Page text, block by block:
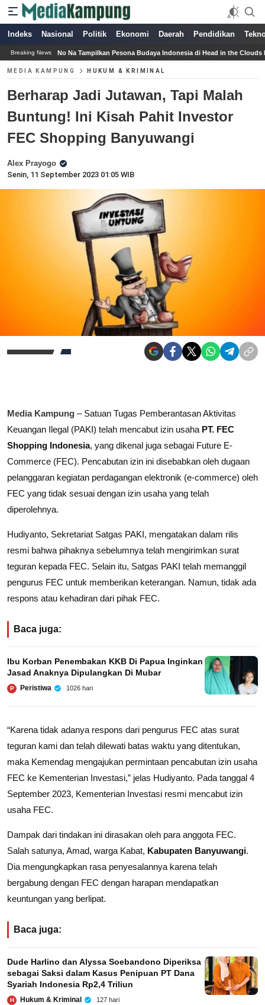
Indeks Nasional Politik Ekonomi Daerah Pendidikan
Breaking NewsPesona Budaya Indonesia di Head in the Clouds Los Angeles 2026
MEDIA KAMPUNG HUKUM & KRIMINAL
Berharap Jadi Jutawan, Tapi Malah
Buntung! Ini Kisah Pahit Investor
FEC Shopping Banyuwangi
Alex Prayogo
Senin, 11 September 2023 01:05 WIB
Media Kampung – Satuan Tugas Pemberantasan Aktivitas
Keuangan Ilegal (PAKI) telah mencabut izin usaha PT. FEC
Shopping Indonesia, yang dikenal juga sebagai Future E-
Commerce (FEC). Pencabutan izin ini disebabkan oleh dugaan
pelanggaran kegiatan perdagangan elektronik (e-commerce) oleh
FEC yang tidak sesuai dengan izin usaha yang telah
diperolehnya.
Hudiyanto, Sekretariat Satgas PAKI, mengatakan dalam rilis
resmi bahwa pihaknya sebelumnya telah mengirimkan surat
teguran kepada FEC. Selain itu, Satgas PAKI telah memanggil
pengurus FEC untuk memberikan keterangan. Namun, tidak ada
respons atau kehadiran dari pihak FEC.
Baca juga:
Ibu Korban Penembakan KKB Di Papua Inginkan
Jasad Anaknya Dipulangkan Di Mubar
P Peristiwa 1026 hari
“Karena tidak adanya respons dari pengurus FEC atas surat
teguran kami dan telah dilewati batas waktu yang ditentukan,
maka Kemendag mengajukan permintaan pencabutan izin usaha
FEC ke Kementerian Investasi,” jelas Hudiyanto. Pada tanggal 4
September 2023, Kementerian Investasi resmi mencabut izin
usaha FEC.
Dampak dari tindakan ini dirasakan oleh para anggota FEC.
Salah satunya, Amad, warga Kabat, Kabupaten Banyuwangi.
Dia mengungkapkan rasa penyesalannya karena telah
bergabung dengan FEC dengan harapan mendapatkan
keuntungan yang berlipat.
Baca juga:
Dude Harlino dan Alyssa Soebandono Diperiksa
sebagai Saksi dalam Kasus Penipuan PT Dana
Syariah Indonesia Rp2,4 Triliun
H Hukum & Kriminal 127 hari